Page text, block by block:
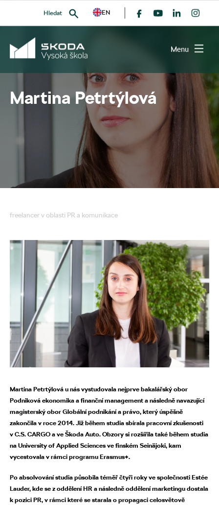
Hledat
VYHLEDAT
EN
Menu
Martina Petrtýlová
freelancer v oblasti PR a komunikace
Martina Petrtýlová u nás vystudovala nejprve bakalářský obor
Podniková ekonomika a finanční management a následně navazující
magisterský obor Globální podnikání a právo, který úspěšně
zakončila v roce 2014. Již během studia sbírala pracovní zkušenosti
v C.S. CARGO a ve Škoda Auto. Obzory si rozšířila také během studia
na University of Applied Sciences ve finském Seinäjoki, kam
vycestovala v rámci programu Erasmus+.
Po absolvování studia působila téměř čtyři roky ve společnosti Estée
Lauder, kde se z oddělení HR a následně oddělení marketingu dostala
k pozici PR, v rámci které se starala o propagaci celosvětově